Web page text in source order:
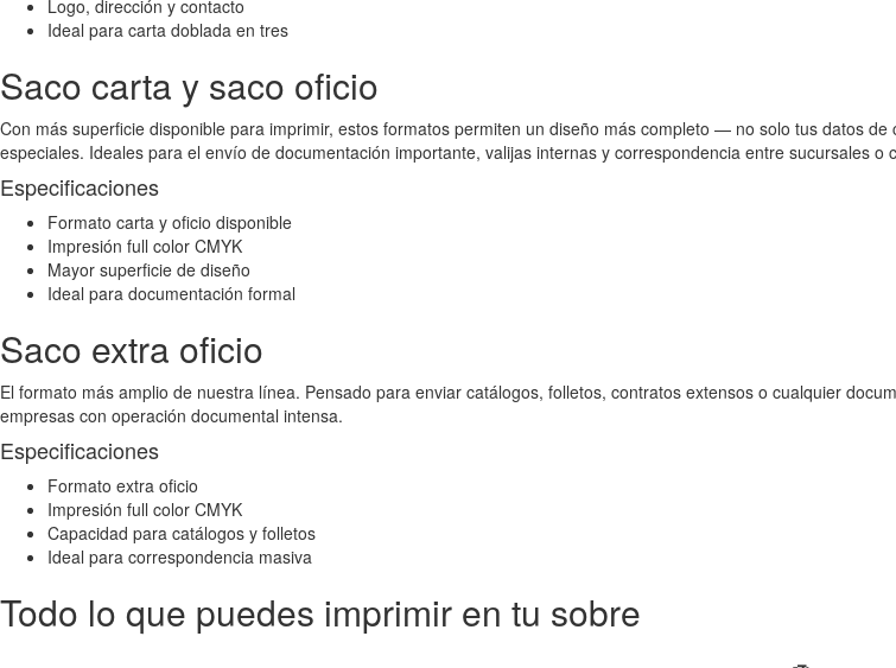
Logo, dirección y contacto
Ideal para carta doblada en tres
Saco carta y saco oficio
Con más superficie disponible para imprimir, estos formatos permiten un diseño más completo — no solo tus datos
especiales. Ideales para el envío de documentación importante, valijas internas y correspondencia entre sucursales o
Especificaciones
Formato carta y oficio disponible
Impresión full color CMYK
Mayor superficie de diseño
Ideal para documentación formal
Saco extra oficio
El formato más amplio de nuestra línea. Pensado para enviar catálogos, folletos, contratos extensos o cualquier
empresas con operación documental intensa.
Especificaciones
Formato extra oficio
Impresión full color CMYK
Capacidad para catálogos y folletos
Ideal para correspondencia masiva
Todo lo que puedes imprimir en tu sobre